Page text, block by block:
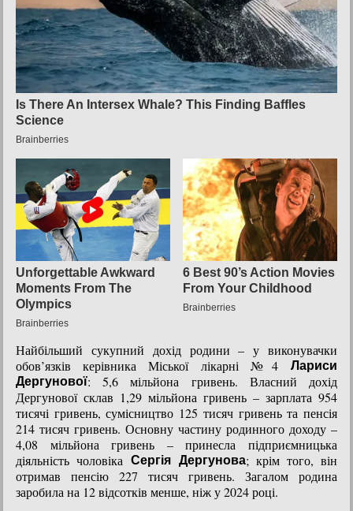
Найбільший сукупний дохід родини – у виконувачки
обов’язків керівника Міської лікарні №4
Лариси
Дергунової: 5,6 мільйона гривень. Власний дохід
Дергунової склав 1,29 мільйона гривень – зарплата 954
тисячі гривень, сумісництво 125 тисяч гривень та пенсія
214 тисяч гривень. Основну частину родинного доходу –
4,08 мільйона гривень – принесла підприємницька
діяльність чоловікаСергія Дергунова; крім того, він
отримав пенсію 227 тисяч гривень. Загалом родина
заробила на 12 відсотків менше, ніж у 2024 році.